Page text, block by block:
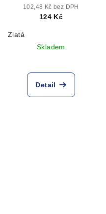
102,48 Kč bez DPH
124 Kč
Zlatá
Skladem
Detail